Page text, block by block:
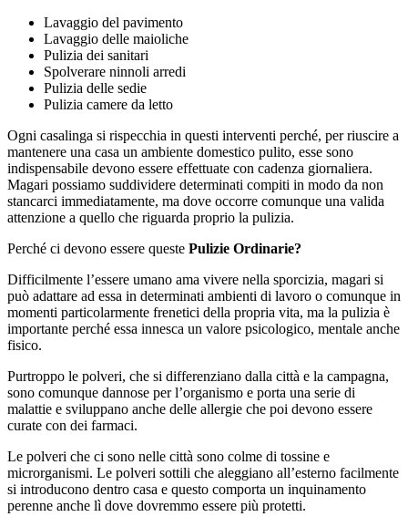
Lavaggio del pavimento
Lavaggio delle maioliche
Pulizia dei sanitari
Spolverare ninnoli arredi
Pulizia delle sedie
Pulizia camere da letto
Ogni casalinga si rispecchia in questi interventi perché, per riuscire a
mantenere una casa un ambiente domestico pulito, esse sono
indispensabile devono essere effettuate con cadenza giornaliera.
Magari possiamo suddividere determinati compiti in modo da non
stancarci immediatamente, ma dove occorre comunque una valida
attenzione a quello che riguarda proprio la pulizia.
Perché ci devono essere queste Pulizie Ordinarie?
Difficilmente l’essere umano ama vivere nella sporcizia, magari si
può adattare ad essa in determinati ambienti di lavoro o comunque in
momenti particolarmente frenetici della propria vita, ma la pulizia è
importante perché essa innesca un valore psicologico, mentale anche
fisico.
Purtroppo le polveri, che si differenziano dalla città e la campagna,
sono comunque dannose per l’organismo e porta una serie di
malattie e sviluppano anche delle allergie che poi devono essere
curate con dei farmaci.
Le polveri che ci sono nelle città sono colme di tossine e
microrganismi. Le polveri sottili che aleggiano all’esterno facilmente
si introducono dentro casa e questo comporta un inquinamento
perenne anche lì dove dovremmo essere più protetti.